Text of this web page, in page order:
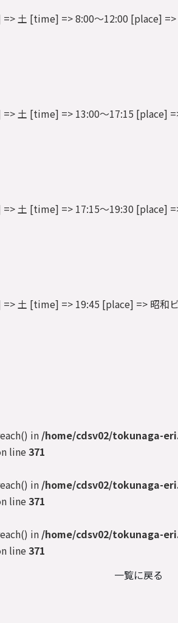
土 [time] => 8:00～12:00 [place]
土 [time] => 13:00～17:15 [place]
土 [time] => 17:15～19:30 [place]
土 [time] => 19:45 [place] => 昭和
in /home/cdsv02/tokunaga-
line371
in /home/cdsv02/tokunaga-
line371
in /home/cdsv02/tokunaga-
line371
一覧に戻る